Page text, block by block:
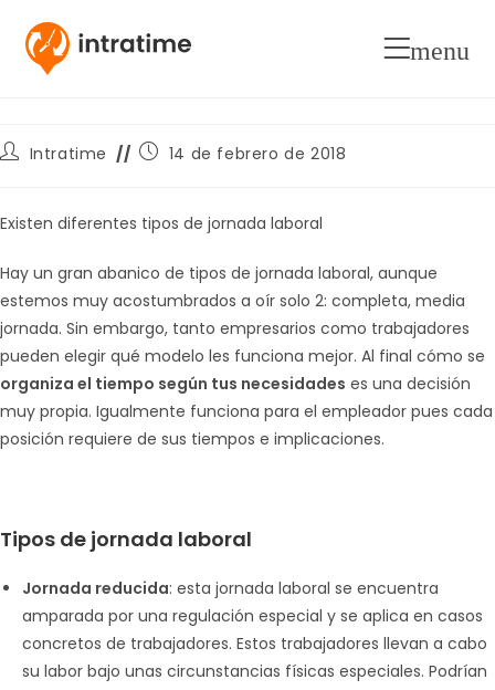
menu
Tipos de jornada laboral segun
su horario
Autor
entrada:
Intratime
Publicación
entrada:
14 de febrero de 2018
Existen diferentes tipos de jornada laboral
Hay un gran abanico de tipos de jornada laboral, aunque
estemos muy acostumbrados a oír solo 2: completa, media
jornada. Sin embargo, tanto empresarios como trabajadores
pueden elegir qué modelo les funciona mejor. Al final cómo se
organiza el tiempo según tus necesidades es una decisión
muy propia. Igualmente funciona para el empleador pues cada
posición requiere de sus tiempos e implicaciones.
Tipos de jornada laboral
Jornada reducida: esta jornada laboral se encuentra
amparada por una regulación especial y se aplica en casos
concretos de trabajadores. Estos trabajadores llevan a cabo
su labor bajo unas circunstancias físicas especiales. Podrían